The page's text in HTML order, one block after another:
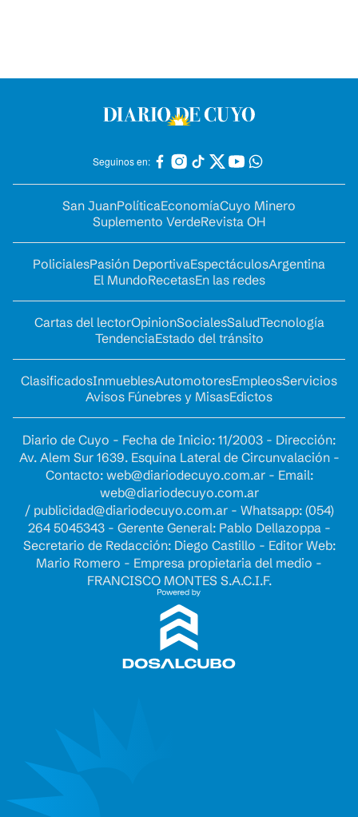
Seguinos en:
San JuanPolíticaEconomíaCuyo Minero
Suplemento VerdeRevista OH
PolicialesPasión DeportivaEspectáculosArgentina
El MundoRecetasEn las redes
Cartas del lectorOpinionSocialesSaludTecnología
TendenciaEstado del tránsito
ClasificadosInmueblesAutomotoresEmpleosServicios
Avisos Fúnebres y MisasEdictos
Diario de Cuyo - Fecha de Inicio: 11/2003 - Dirección:
Av. Alem Sur 1639. Esquina Lateral de Circunvalación -
Contacto: web@diariodecuyo.com.ar- Email:
web@diariodecuyo.com.ar
/ publicidad@diariodecuyo.com.ar- Whatsapp: (054)
264 5045343 - Gerente General: Pablo Dellazoppa -
Secretario de Redacción: Diego Castillo - Editor Web:
Mario Romero - Empresa propietaria del medio -
FRANCISCO MONTES S.A.C.I.F.